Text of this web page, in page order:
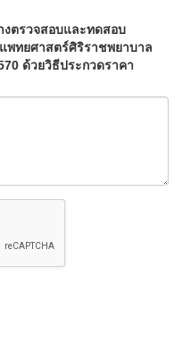
งตรวจสอบและทดสอบ
ทยศาสตร์ศิริราชพยาบาล
ด้วยวิธีประกวดราคา